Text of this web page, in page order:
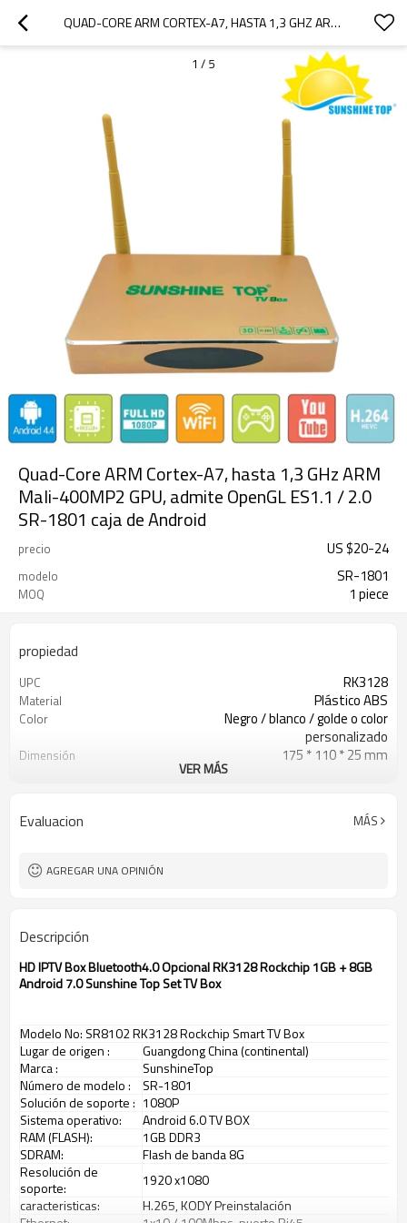
QUAD-CORE ARM CORTEX-A7, HASTA 1,3 GHZ ARM MALI-400MP2 GPU, ADMITE OPENGL ES1.1 / 2.0 SR-1801 CAJA DE ANDROID
1 / 5
Quad-Core ARM Cortex-A7, hasta 1,3 GHz ARM
Mali-400MP2 GPU, admite OpenGL ES1.1 / 2.0
SR-1801 caja de Android
precio US $20-24
modelo SR-1801
MOQ 1 piece
propiedad
UPC RK3128
Material Plástico ABS
Color
Negro / blanco / golde o color
personalizado
Dimensión 175 * 110 * 25 mm
USD10- 30 / pc
Forma de envío CKD, SKD, CBU
Puerto FOB
VER MÁS
Evaluacion MÁS
AGREGAR UNA OPINIÓN
Descripción
HD IPTV Box Bluetooth4.0 Opcional RK3128 Rockchip 1GB + 8GB
Android 7.0 Sunshine Top Set TV Box
Modelo No: SR8102 RK3128 Rockchip Smart TV Box
Lugar de origen:
Guangdong China (continental)
Marca:
SunshineTop
Número de modelo:
SR-1801
Solución de soporte: 1080P
Sistema operativo:
Android 6.0 TV BOX
RAM (FLASH):
1GB DDR3
SDRAM:
Flash de banda 8G
Resolución de
soporte:
1920 x1080
caracteristicas:
H.265, KODY Preinstalación